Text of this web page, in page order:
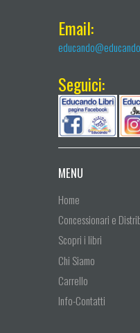
Email:
Seguici:
MENU
Home
Concessionari e
Scopri i libri
Chi Siamo
Carrello
Info-Contatti